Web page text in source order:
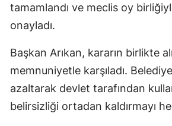
tamamlandı ve meclis oy
onayladı.
Başkan Arıkan, kararın birlikte
memnuniyetle karşıladı.
azaltarak devlet tarafından
belirsizliği ortadan kaldırmayı